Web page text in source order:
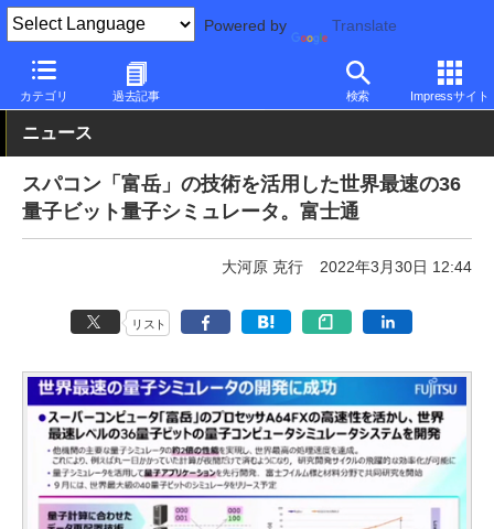
Powered by Translate
カテゴリ 過去記事 検索 Impressサイト
PC Watch 市場 技術
ニュース
スパコン「富岳」の技術を活用した世界最速の36
量子ビット量子シミュレータ。富士通
大河原 克行 2022年3月30日 12:44
リスト